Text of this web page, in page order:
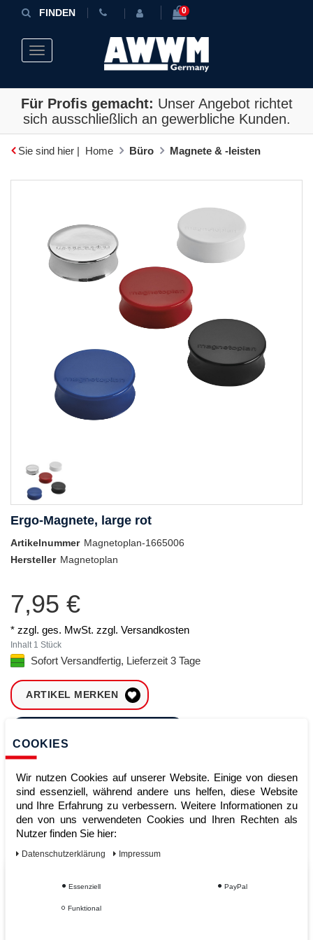
FINDEN 0
Toggle navigation
Für Profis gemacht: Unser Angebot richtet
sich ausschließlich an gewerbliche Kunden.
Sie sind hier | Home Büro Magnete & -leisten
Ergo-Magnete, large rot
Artikelnummer Magnetoplan-1665006
Hersteller Magnetoplan
7,95 €
* zzgl. ges. MwSt. zzgl. Versandkosten
Inhalt 1 Stück
Sofort Versandfertig, Lieferzeit 3 Tage
ARTIKEL MERKEN
HINZUFÜGEN
Sofort lieferbar
Kauf auf Rechnung
Vom Profi für Profis - Ihre Vorteile
bei AWWM:
COOKIES
Wir nutzen Cookies auf unserer Website. Einige von diesen
sind essenziell, während andere uns helfen, diese Website
und Ihre Erfahrung zu verbessern. Weitere Informationen zu
den von uns verwendeten Cookies und Ihren Rechten als
Nutzer finden Sie hier:
Daten­schutz­erklärung Impressum
Essenziell PayPal
Funktional